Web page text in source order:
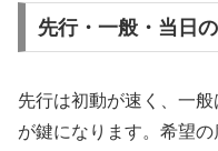
先行・一般・当日
先行は初動が速く、一
が鍵になります。希望